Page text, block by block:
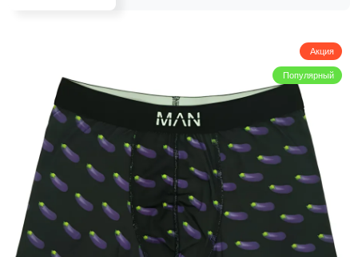
Акция
Популярный